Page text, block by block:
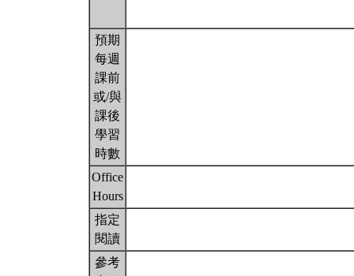
預期
每週
課前
或/與
課後
學習
時數
Office
Hours
指定
閱讀
參考